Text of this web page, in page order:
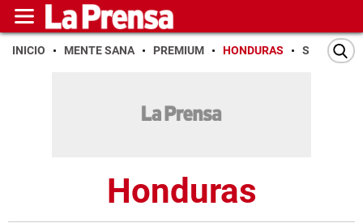
INICIO MENTE SANA PREMIUM HONDURAS SAN PEDRO
Honduras